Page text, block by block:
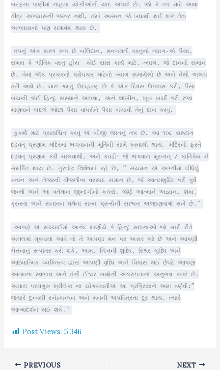
બરફના પાણીમાં નાહતા યોગીઓની યાદ અપાવે છે. જો કે તપ માટે આવા
તીવ્ર અભ્યાસની જરૂર નથી, તેમાં આસાન જે બધાથી થઈ શકે તેવા
અભ્યાસનો પણ સમાવેશ થાય છે.
તપનું એક સરળ રૂપ છે બલિદાન, મનગમતી વસ્તુનો ત્યાગ-એ પૈસા,
સમય કે ભૌતિક વસ્તુ હોય- કોઈ સારા કાર્ય માટે. ત્યાગ, જે દાનની સમાન
છે, તેમાં ઍક પ્રકારનો પરોપકાર માટેનો ત્યાગ સમાયેલો છે અને તેથી અલગ
તરી આવે છે. મારું ગમતું ઉદાહરણ છે કે ઍક દિવસ ઉપવાસ કરી, પૈસા
બચાવી કોઈ હિન્દુ સંસ્થાને આપવા, અને શોખીન, ખૂબ ખર્ચો કરી રજા
માણવાને બદલે ઓછા પૈસા વાપરીને પૈસા બચાવી તેનું દાન કરવું.
કુકર્મો માટે પ્રાયશ્ચિત કરવું ઍ બીજી જાતનું તપ છે. આ ૧૦૮ સાષ્ટાંગ
દંડવત્ પ્રણામ મંદિરમાં ભગવાનની મૂર્તિની સામે કરવાથી થાય, મંદિરની ફરતે
દંડવત્ પ્રણામ કરી ચાલવાથી, અને કવડી- જે ભગવાન મુરુગન્‌ / કાર્તિકેય ને
સમર્પિત થાય છે. ગુરૂદેવ વિશેષમાં કહે છે, ” સંયમન એ અગ્નીમાં લીધેલું
સ્નાન અને તેજસ્વી વીજળીના વરસાદ સમાન છે, જે આતમશુધ્ધિ કરી પુર્વ
જન્મોં અને આ વર્તમાન જીન્દગીનો કચરો, જેણે આત્માને અજ્ઞાન, શંકા,
ક્રુરતા અને સનાતન ધર્મના સત્ય પ્રત્યેની સાશ્વત અજાણતામાં રાખે છે.”
આપણે એ સચ્ચાઈમાં આનંદ માણીયે કે હિન્દુ સાધનાઓ જો સારી રીતે
અમલમાં મૂકવામાં આવે તો તે આપણા મન પર અસર કરે છે અને આપણી
ચેતનાનું રૂપાંતર કરી શકે. આમ, ચિત્તની શુધ્ધિ, સ્થિર બુધ્ધિ અને
આધ્યાત્મિક વ્યક્તિત્વ દ્વારા આપણી વૃધ્ધિ અને વિકાસ થઈ છેવટે આપણા
આત્માના સ્વભાવ અને તેની ઈશ્વર સાથેની ઍકરુપતાનો અનુભવ કરાવે છે.
અમારા પરમગુરુ શ્રીલંકા ના યોગસ્વામીએ આ પ્રક્રિયાને આમ વર્ણવી:”
જ્યારે દુન્વયી સ્નેહ્બન્ધન અને મનની અપવિત્રતા દૂર થાય, ત્યારે
આત્માદર્શન થઈ શકે.”
Post Views: 5,346
PREVIOUS NEXT